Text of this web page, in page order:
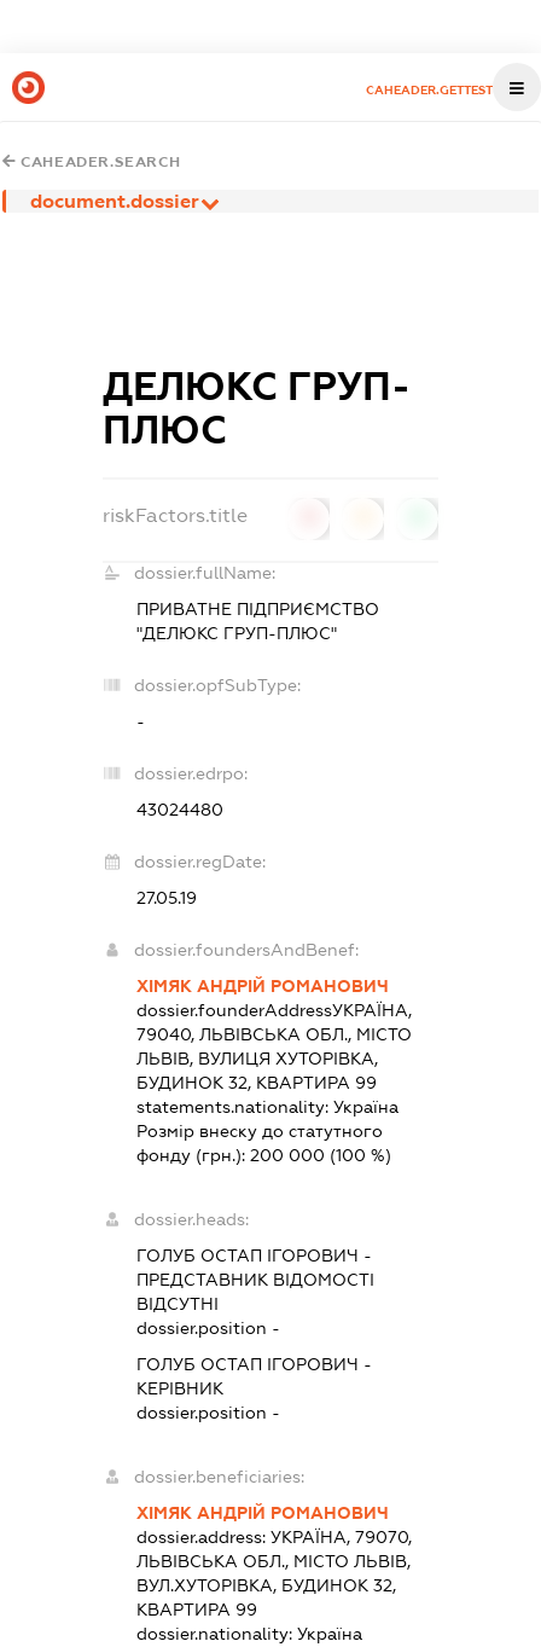
CAHEADER.GETTEST
CAHEADER.SEARCH
document.dossier
ДЕЛЮКС ГРУП-
ПЛЮС
riskFactors.title
dossier.fullName:
ПРИВАТНЕ ПІДПРИЄМСТВО
"ДЕЛЮКС ГРУП-ПЛЮС"
dossier.opfSubType:
-
dossier.edrpo:
43024480
dossier.regDate:
27.05.19
dossier.foundersAndBenef:
ХІМЯК АНДРІЙ РОМАНОВИЧ
dossier.founderAddressУКРАЇНА,
79040, ЛЬВІВСЬКА ОБЛ., МІСТО
ЛЬВІВ, ВУЛИЦЯ ХУТОРІВКА,
БУДИНОК 32, КВАРТИРА 99
statements.nationality: Україна
Розмір внеску до статутного
фонду (грн.): 200 000 (100 %)
dossier.heads:
ГОЛУБ ОСТАП ІГОРОВИЧ -
ПРЕДСТАВНИКВІДОМОСТІ
ВІДСУТНІ
dossier.position -
ГОЛУБ ОСТАП ІГОРОВИЧ -
КЕРІВНИК
dossier.position -
dossier.beneficiaries:
ХІМЯК АНДРІЙ РОМАНОВИЧ
dossier.address: УКРАЇНА, 79070,
ЛЬВІВСЬКА ОБЛ., МІСТО ЛЬВІВ,
ВУЛ.ХУТОРІВКА, БУДИНОК 32,
КВАРТИРА 99
dossier.nationality: Україна